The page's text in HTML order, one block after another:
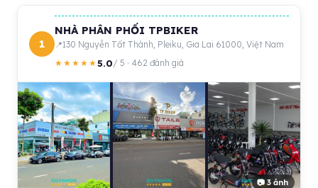
1
NHÀ PHÂN PHỐI TPBIKER
130 Nguyễn Tất Thành, Pleiku, Gia Lai 61000, Việt Nam
★★★★★5.0/ 5 · 462 đánh giá
📷 3 ảnh